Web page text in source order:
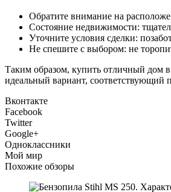
Обратите внимание на
Состояние недвижимости:
Уточните условия сделки:
Не спешите с выбором: не
Таким образом, купить отличный дом
идеальный вариант, соответствующий
Вконтакте
Facebook
Twitter
Google+
Одноклассники
Мой мир
Похожие обзоры